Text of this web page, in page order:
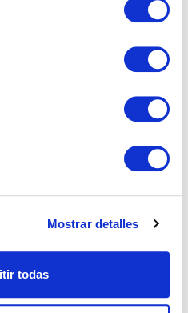
Mostrar detalles
todas